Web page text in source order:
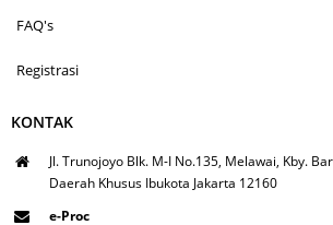
FAQ's
Registrasi
KONTAK
Jl. Trunojoyo Blk. M-I No.135, Melawai, Kby.
Daerah Khusus Ibukota Jakarta 12160
e-Proc